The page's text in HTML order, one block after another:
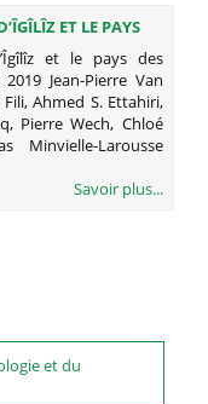
ET LE PAYS
2019
et le pays des
Jean-Pierre Van
Ahmed S. Ettahiri,
Pierre Wech, Chloé
Minvielle-Larousse
Savoir plus...
et du